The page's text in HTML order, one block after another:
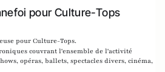
pour Culture-Tops
pour Culture-Tops.
couvrant l'ensemble de l'activité
opéras, ballets, spectacles divers, cinéma,